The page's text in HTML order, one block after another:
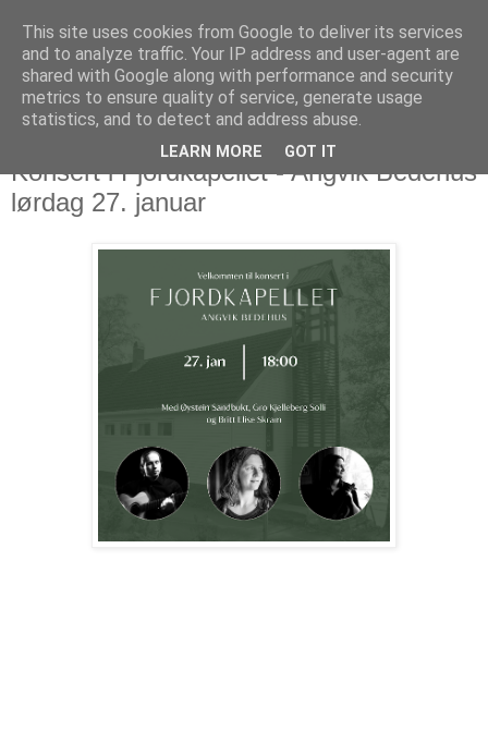
Konsert i Fjordkapellet - Angvik Bedehus
lørdag 27. januar
This site uses cookies from Google to deliver its services
and to analyze traffic. Your IP address and user-agent are
shared with Google along with performance and security
metrics to ensure quality of service, generate usage
statistics, and to detect and address abuse.
LEARN MORE GOT IT